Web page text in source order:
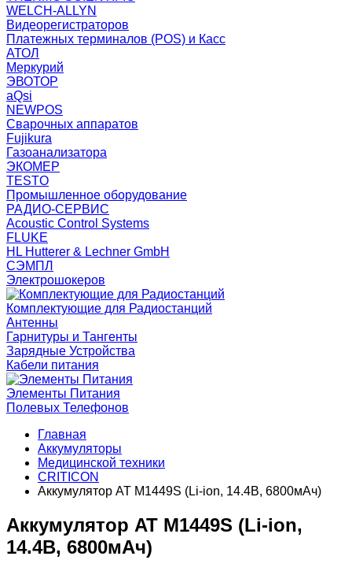
WELCH-ALLYN
Видеорегистраторов
Платежных терминалов (POS) и Касс
АТОЛ
Меркурий
ЭВОТОР
aQsi
NEWPOS
Сварочных аппаратов
Fujikura
Газоанализатора
ЭКОМЕР
TESTO
Промышленное оборудование
РАДИО-СЕРВИС
Acoustic Control Systems
FLUKE
HL Hutterer & Lechner GmbH
СЭМПЛ
Электрошокеров
Комплектующие для Радиостанций
Антенны
Гарнитуры и Тангенты
Зарядные Устройства
Кабели питания
Элементы Питания
Полевых Телефонов
Главная
Аккумуляторы
Медицинской техники
CRITICON
Аккумулятор AT М1449S (Li-ion, 14.4В, 6800мАч)
Аккумулятор AT М1449S (Li-ion,
14.4В, 6800мАч)